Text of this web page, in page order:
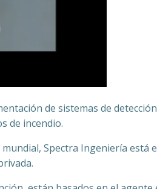
de sistemas de
de incendio.
Spectra Ingeniería está